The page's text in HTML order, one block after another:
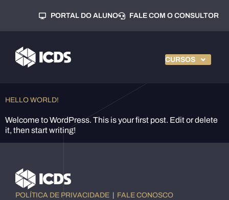
PORTAL DO ALUNO FALE COM O CONSULTOR
CURSOS
HELLO WORLD!
Welcome to WordPress. This is your first post. Edit or delete
it, then start writing!
POLÍTICA DE PRIVACIDADE FALE CONOSCO